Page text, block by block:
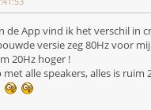
de App vind ik het verschil in
versie zeg 80Hz voor
20Hz hoger !
alle speakers, alles is ruim